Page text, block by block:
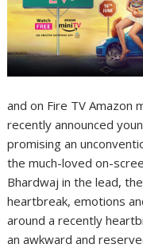
and on Fire TV Amazon
recently announced
promising an
the much-loved on-
Bhardwaj in the lead,
heartbreak, emotions
around a recently
an awkward and